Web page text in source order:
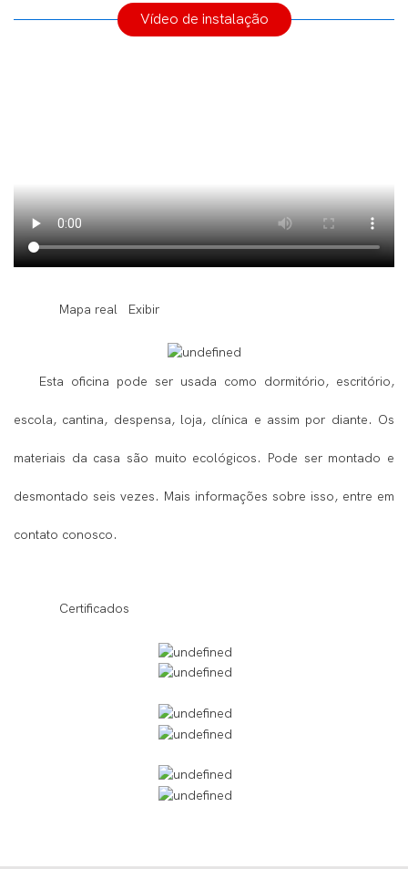
Vídeo de instalação
Mapa real Exibir
Esta oficina pode ser usada como dormitório, escritório,
escola, cantina, despensa, loja, clínica e assim por diante. Os
materiais da casa são muito ecológicos. Pode ser montado e
desmontado seis vezes. Mais informações sobre isso, entre em
contato conosco.
Certificados